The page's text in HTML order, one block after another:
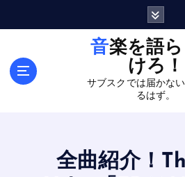
音楽を語らして
けろ！
サブスクでは届かな
るはず。
全曲紹介！